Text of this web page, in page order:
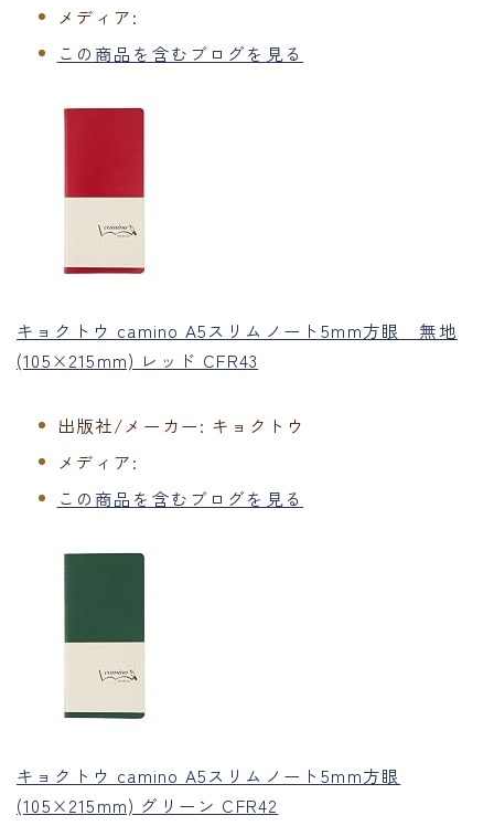
メディア:
この商品を含むブログを見る
キョクトウ camino A5スリムノート5mm方眼 無地
(105×215mm) レッド CFR43
出版社/メーカー: キョクトウ
メディア:
この商品を含むブログを見る
キョクトウ camino A5スリムノート5mm方眼
(105×215mm) グリーン CFR42